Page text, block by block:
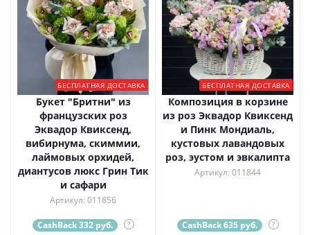
БЕСПЛАТНАЯ ДОСТАВКА
Букет "Бритни" из
французских роз
Эквадор Квиксенд,
вибирнума, скиммии,
лаймовых орхидей,
диантусов люкс Грин Тик
и сафари
Артикул: 011856
CashBack 332 руб. ?
БЕСПЛАТНАЯ ДОСТАВКА
Композиция в корзине
из роз Эквадор Квиксенд
и Пинк Мондиаль,
кустовых лавандовых
роз, эустом и эвкалипта
Артикул: 011844
CashBack 635 руб. ?